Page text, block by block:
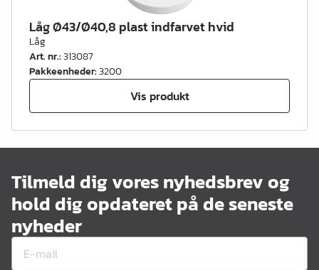
Låg Ø43/Ø40,8 plast indfarvet hvid
Låg
Art. nr.:313087
Pakkeenheder:3200
Vis produkt
Tilmeld dig vores nyhedsbrev og
hold dig opdateret på de seneste
nyheder